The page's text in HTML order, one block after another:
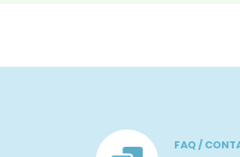
FAQ /